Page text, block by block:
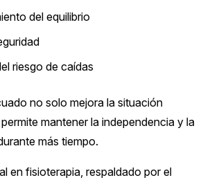
del equilibrio
riesgo de caídas
no solo mejora la situación
mantener la independencia y la
más tiempo.
en fisioterapia, respaldado por el